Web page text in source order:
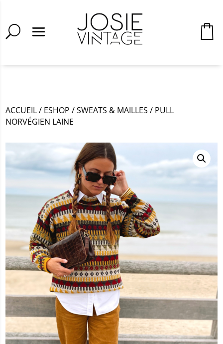
ACCUEIL/ ESHOP /SWEATS & MAILLES / PULL
NORVÉGIEN LAINE